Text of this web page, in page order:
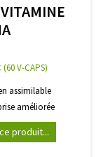
(60 V-CAPS)
assimilable
améliorée
produit...